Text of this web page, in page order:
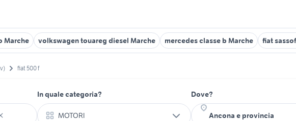
Marche volkswagen touareg diesel Marche mercedes classe b Marche fiat
fiat 500 f
In quale categoria?
MOTORI
Dove?